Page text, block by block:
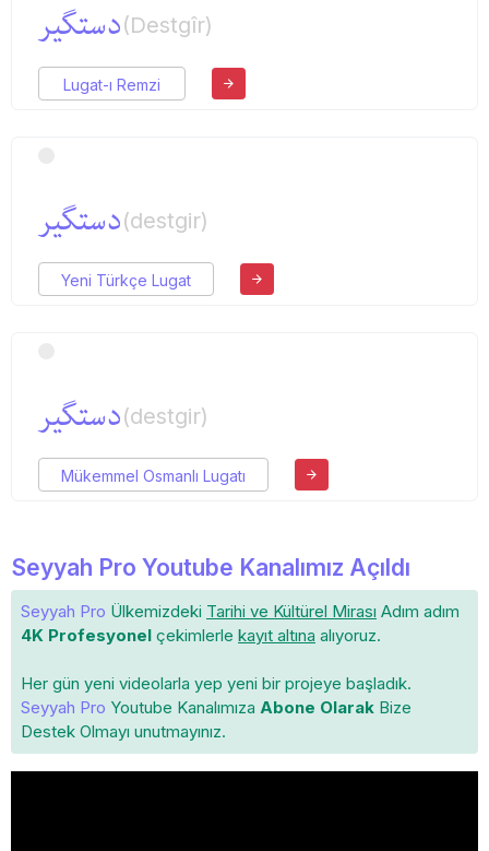
دستگیر(Destgîr)
Lugat-ı Remzi
دستگیر(destgir)
Yeni Türkçe Lugat
دستگیر(destgir)
Mükemmel Osmanlı Lugatı
Seyyah Pro Youtube Kanalımız Açıldı
Seyyah Pro Ülkemizdeki Tarihi ve Kültürel Mirası Adım adım
4K Profesyonel çekimlerle kayıt altına alıyoruz.
Her gün yeni videolarla yep yeni bir projeye başladık.
Seyyah Pro Youtube Kanalımıza Abone Olarak Bize
Destek Olmayı unutmayınız.